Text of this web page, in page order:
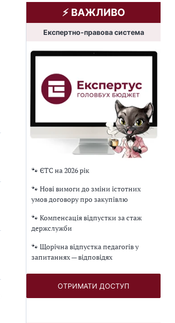
⚡️ ВАЖЛИВО
Експертно-правова система
🐾 ЄТС на 2026 рік
🐾 Нові вимоги до зміни істотних
умов договору про закупівлю
🐾 Компенсація відпустки за стаж
держслужби
🐾 Щорічна відпустка педагогів у
запитаннях — відповідях
ОТРИМАТИ ДОСТУП